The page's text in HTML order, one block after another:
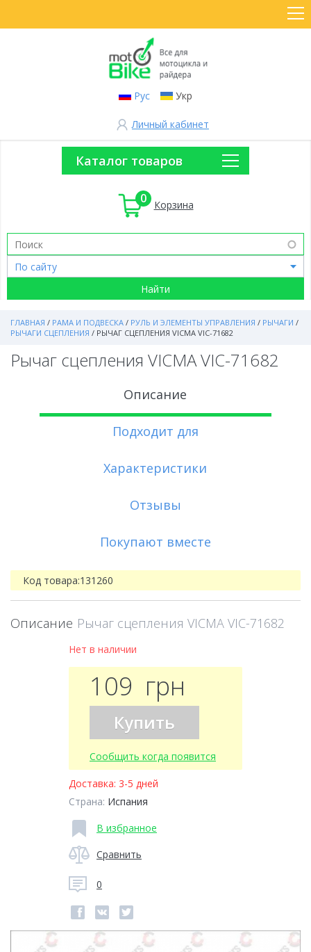
Рус Укр
Личный кабинет
Каталог товаров
0 Корзина
ГЛАВНАЯ / РАМА И ПОДВЕСКА / РУЛЬ И ЭЛЕМЕНТЫ УПРАВЛЕНИЯ / РЫЧАГИ /
РЫЧАГИ СЦЕПЛЕНИЯ / РЫЧАГ СЦЕПЛЕНИЯ VICMA VIC-71682
Рычаг сцепления VICMA VIC-71682
Описание
Подходит для
Характеристики
Отзывы
Покупают вместе
Код товара:131260
Описание Рычаг сцепления VICMA VIC-71682
Нет в наличии
109 грн
Купить
Сообщить когда появится
Доставка: 3-5 дней
Страна: Испания
В избранное
Сравнить
0